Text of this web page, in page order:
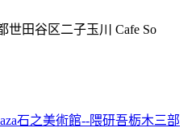
石之美術館--隈研吾栃木三部